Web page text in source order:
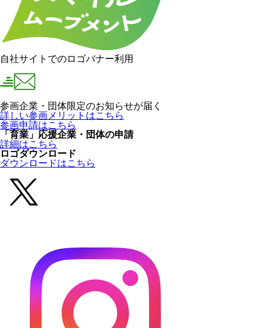
自社サイトでのロゴバナー利用
参画企業・団体限定のお知らせが届く
詳しい参画メリットはこちら
参画申請はこちら
「育業」応援企業・団体の申請
詳細はこちら
ロゴダウンロード
ダウンロードはこちら